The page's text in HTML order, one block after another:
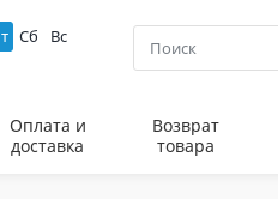
Сб Вс
Оплата и
доставка
Возврат
товара